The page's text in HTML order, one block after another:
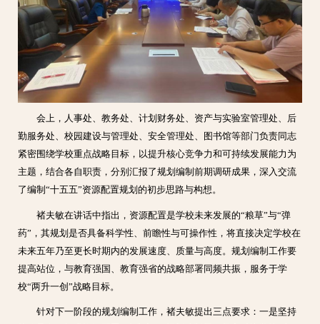
会上，人事处、教务处、计划财务处、资产与实验室管理处、后
勤服务处、校园建设与管理处、安全管理处、图书馆等部门负责同志
紧密围绕学校重点战略目标，以提升核心竞争力和可持续发展能力为
主题，结合各自职责，分别汇报了规划编制前期调研成果，深入交流
了编制“十五五”资源配置规划的初步思路与构想。
褚夫敏在讲话中指出，资源配置是学校未来发展的“粮草”与“弹
药”，其规划是否具备科学性、前瞻性与可操作性，将直接决定学校在
未来五年乃至更长时期内的发展速度、质量与高度。规划编制工作要
提高站位，与教育强国、教育强省的战略部署同频共振，服务于学
校“两升一创”战略目标。
针对下一阶段的规划编制工作，褚夫敏提出三点要求：一是坚持